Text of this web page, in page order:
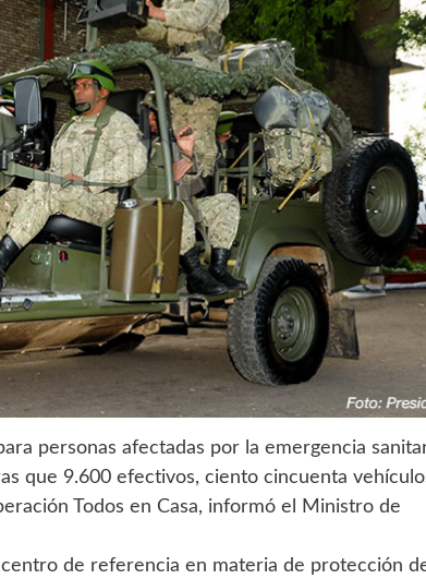
personas afectadas por la emergencia
que 9.600 efectivos, ciento cincuenta
Todos en Casa, informó el Ministro de
de referencia en materia de protección